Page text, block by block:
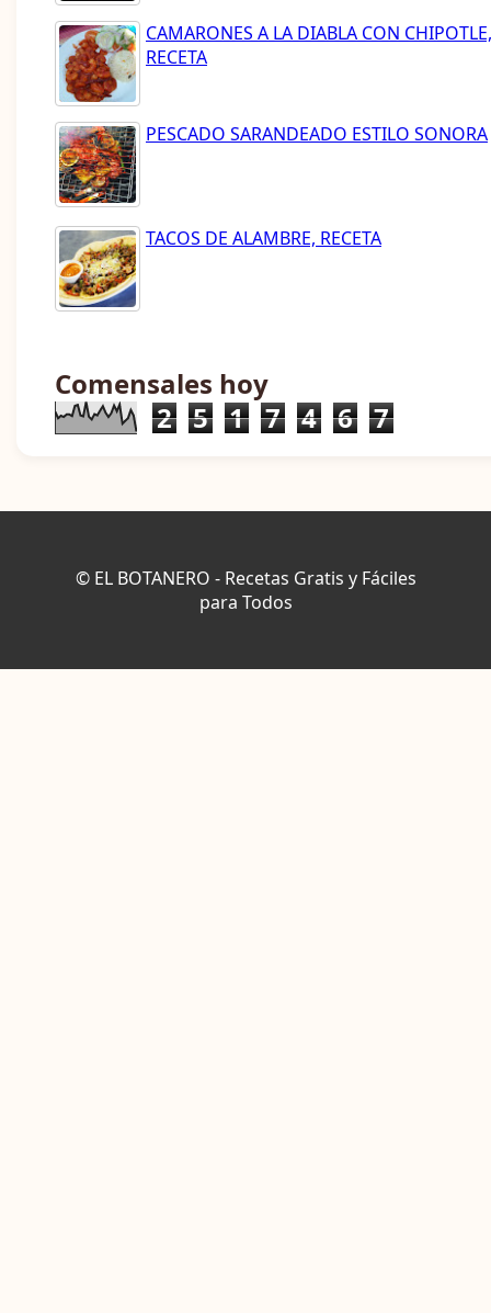
CAMARONES A LA DIABLA CON CHIPOTLE,
RECETA
PESCADO SARANDEADO ESTILO SONORA
TACOS DE ALAMBRE, RECETA
Comensales hoy
2 5 1 7 4 6 7
© EL BOTANERO - Recetas Gratis y Fáciles
para Todos